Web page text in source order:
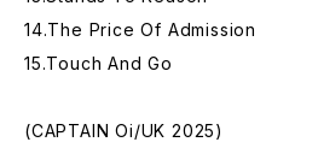
14.The Price Of Admission
15.Touch And Go
(CAPTAIN Oi/UK 2025)